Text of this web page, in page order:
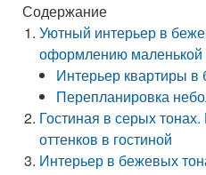
Содержание
Уютный интерьер в
оформлению маленькой
Интерьер квартиры в
Перепланировка
Гостиная в серых
оттенков в гостиной
Интерьер в бежевых